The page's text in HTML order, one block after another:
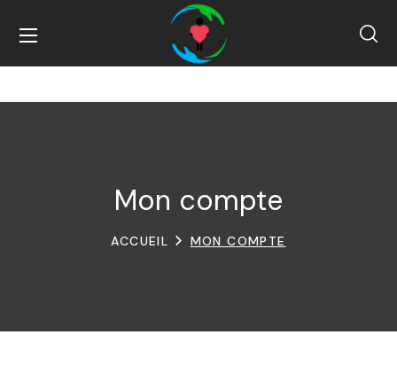
Mon compte
ACCUEIL MON COMPTE